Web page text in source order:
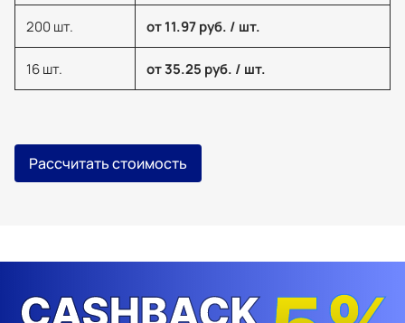
200 шт. от 11.97 руб. / шт.
16 шт. от 35.25 руб. / шт.
Рассчитать стоимость